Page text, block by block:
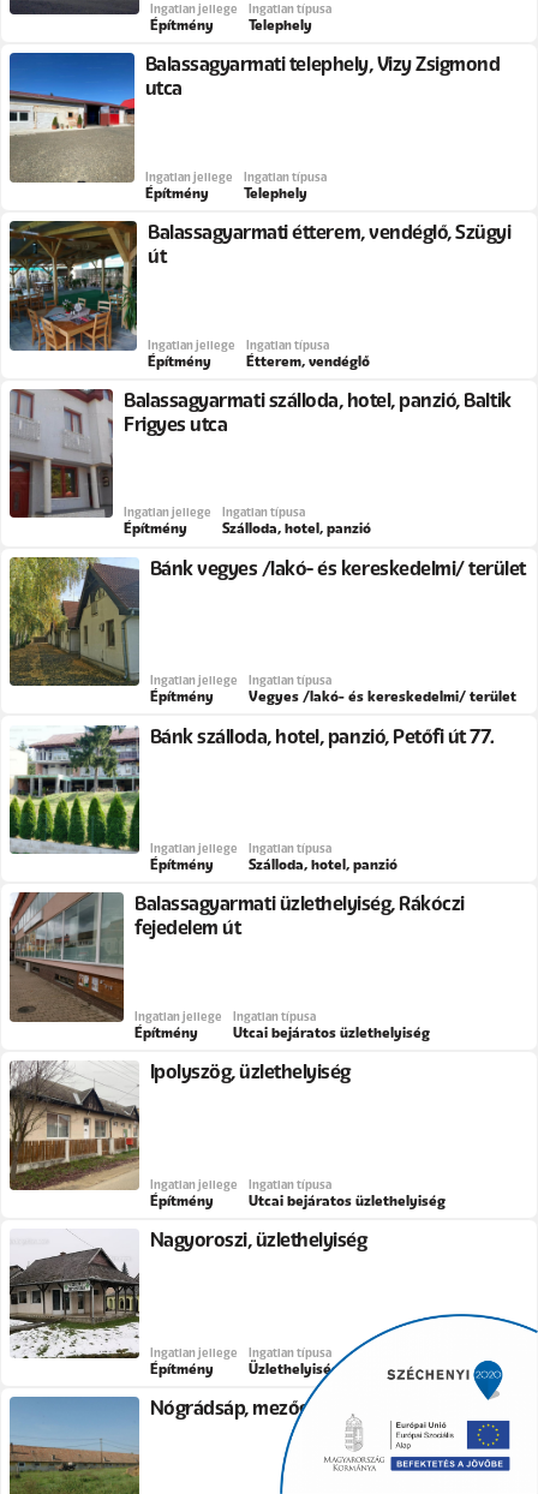
Ingatlan jellege
Építmény
Ingatlan típusa
Telephely
Balassagyarmati telephely, Vizy Zsigmond
utca
Ingatlan jellege
Építmény
Ingatlan típusa
Telephely
Balassagyarmati étterem, vendéglő, Szügyi
út
Ingatlan jellege
Építmény
Ingatlan típusa
Étterem, vendéglő
Balassagyarmati szálloda, hotel, panzió, Baltik
Frigyes utca
Ingatlan jellege
Építmény
Ingatlan típusa
Szálloda, hotel, panzió
Bánk vegyes /lakó- és kereskedelmi/ terület
Ingatlan jellege
Építmény
Ingatlan típusa
Vegyes /lakó- és kereskedelmi/ terület
Bánk szálloda, hotel, panzió, Petőfi út 77.
Ingatlan jellege
Építmény
Ingatlan típusa
Szálloda, hotel, panzió
Balassagyarmati üzlethelyiség, Rákóczi
fejedelem út
Ingatlan jellege
Építmény
Ingatlan típusa
Utcai bejáratos üzlethelyiség
Ipolyszög, üzlethelyiség
Ingatlan jellege
Építmény
Ingatlan típusa
Utcai bejáratos üzlethelyiség
Nagyoroszi, üzlethelyiség
Ingatlan jellege
Építmény
Ingatlan típusa
Üzlethelyiség
Nógrádsáp, mezőgazdasági ingatlan